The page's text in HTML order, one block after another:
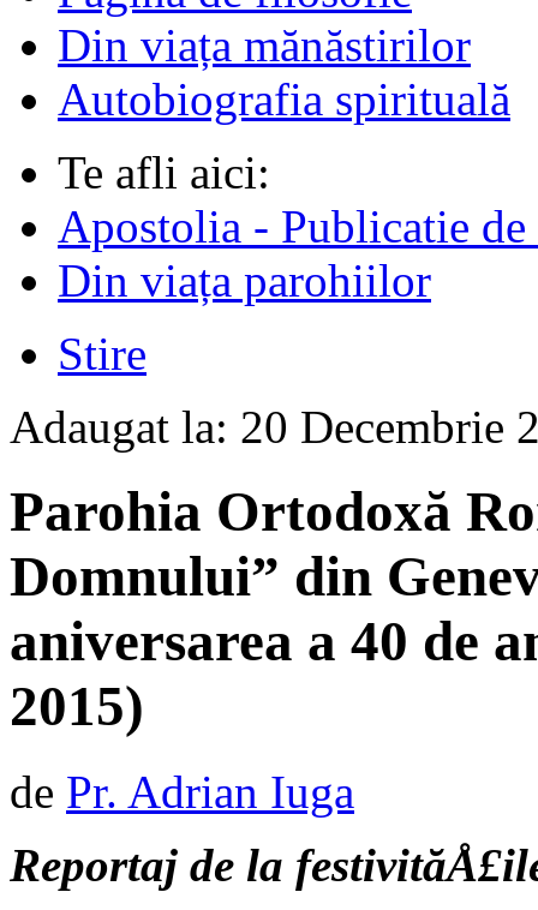
Din viața mănăstirilor
Autobiografia spirituală
Te afli aici:
Apostolia - Publicatie
Din viața parohiilor
Stire
Adaugat la: 20 Decembrie
Parohia Ortodoxă
Domnului” din
aniversarea a 40 de
2015)
de Pr. Adrian Iuga
Reportaj de la